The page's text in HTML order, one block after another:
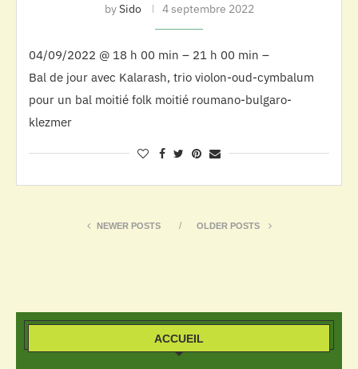
bySido 4 septembre 2022
04/09/2022 @ 18 h 00 min – 21 h 00 min –
Bal de jour avec Kalarash, trio violon-oud-cymbalum
pour un bal moitié folk moitié roumano-bulgaro-
klezmer
NEWER POSTS OLDER POSTS
ACCUEIL